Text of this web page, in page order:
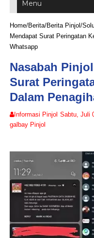
Home/Berita/Berita Pinjol /
Mendapat Surat Peringatan
Whatsapp
Nasabah
Surat
Dalam
Informasi Pinjol Sabtu, Juli
galbay Pinjol